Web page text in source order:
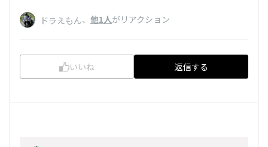
ドラえもん、 他1人がリアクション
いいね 返信する